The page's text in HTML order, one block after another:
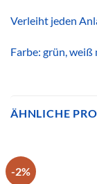
Verleiht jeden
Farbe: grün, weiß
ÄHNLICHE
-2%